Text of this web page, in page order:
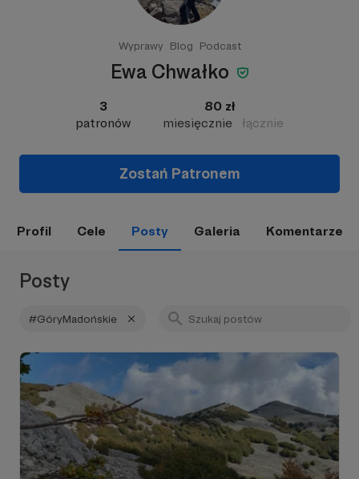
Wyprawy Blog Podcast
Ewa Chwałko
3
patronów
80 zł
miesięcznie
łącznie
Zostań Patronem
Profil Cele Posty Galeria Komentarze
Posty
#GóryMadońskie